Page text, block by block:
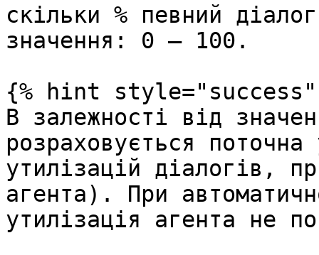
скільки % певний
значення: 0 – 100.
{% hint style="success"
В залежності від
розраховується
утилізацій діалогів,
агента). При
утилізація агента не